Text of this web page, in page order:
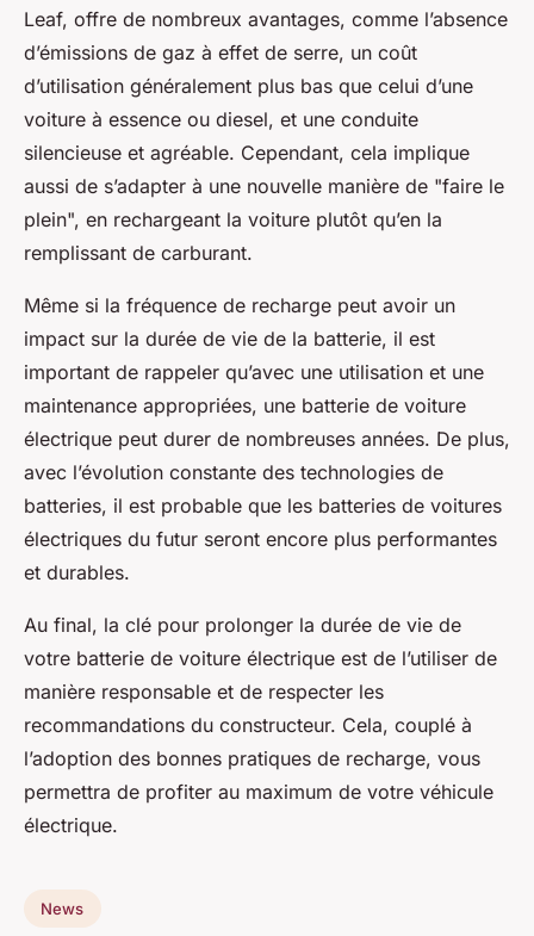
Leaf, offre de nombreux avantages, comme l’absence
d’émissions de gaz à effet de serre, un coût
d’utilisation généralement plus bas que celui d’une
voiture à essence ou diesel, et une conduite
silencieuse et agréable. Cependant, cela implique
aussi de s’adapter à une nouvelle manière de "faire le
plein", en rechargeant la voiture plutôt qu’en la
remplissant de carburant.
Même si la fréquence de recharge peut avoir un
impact sur la durée de vie de la batterie, il est
important de rappeler qu’avec une utilisation et une
maintenance appropriées, une batterie de voiture
électrique peut durer de nombreuses années. De plus,
avec l’évolution constante des technologies de
batteries, il est probable que les batteries de voitures
électriques du futur seront encore plus performantes
et durables.
Au final, la clé pour prolonger la durée de vie de
votre batterie de voiture électrique est de l’utiliser de
manière responsable et de respecter les
recommandations du constructeur. Cela, couplé à
l’adoption des bonnes pratiques de recharge, vous
permettra de profiter au maximum de votre véhicule
électrique.
News